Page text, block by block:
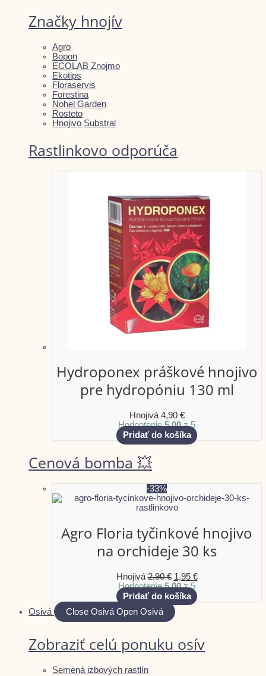
Značky hnojív
Agro
Bopon
ECOLAB Znojmo
Ekotips
Floraservis
Forestina
Nohel Garden
Rosteto
Hnojivo Substral
Rastlinkovo odporúča
Hydroponex práškové hnojivo
pre hydropóniu 130 ml
Hnojivá4,90 €
Hodnotenie5.00z 5
Pridať do košíka
Cenová bomba 💥
-33%
Agro Floria tyčinkové hnojivo
na orchideje 30 ks
Hnojivá2,90€ 1,95 €
Hodnotenie5.00z 5
Pridať do košíka
Osivá
Close Osivá Open Osivá
Zobraziť celú ponuku osív
Semená izbových rastlín